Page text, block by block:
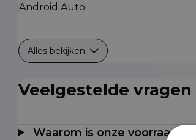
Android Auto
Alles bekijken
Veelgestelde vragen
Waarom is onze voorraad